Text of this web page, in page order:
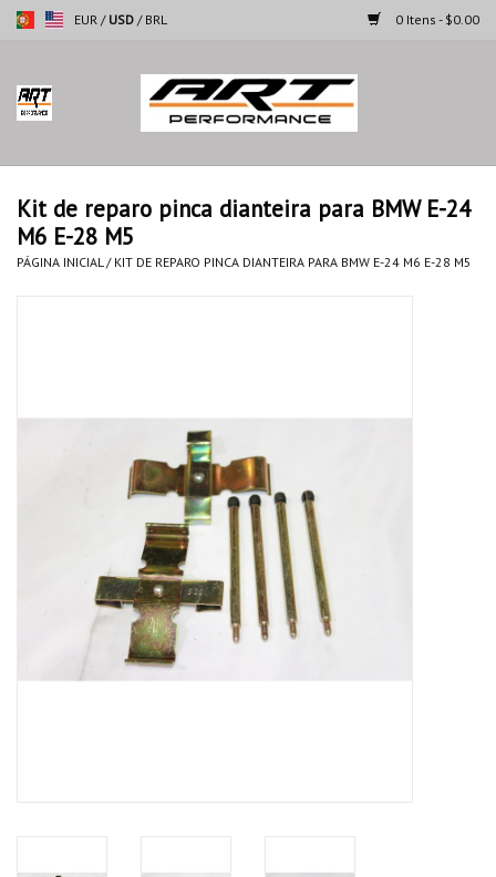
EUR / USD / BRL 0 Itens - $0.00
Página inicial
Motocicletas
Automoveis
Kit de reparo pinca dianteira para BMW E-24
M6 E-28 M5
PÁGINA INICIAL / KIT DE REPARO PINCA DIANTEIRA PARA BMW E-24 M6 E-28 M5